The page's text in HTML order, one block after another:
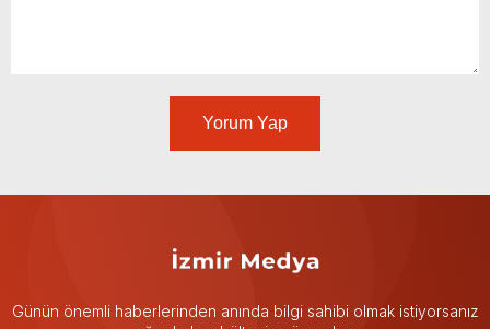
Yorum Yap
Günün önemli haberlerinden anında bilgi sahibi olmak istiyorsanız